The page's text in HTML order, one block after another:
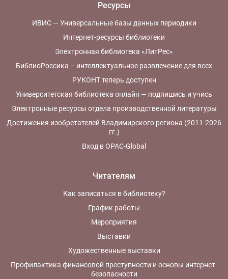
Ресурсы
ИВИС — Универсальные базы данных периодики
Интернет-ресурсы библиотеки
Электронная библиотека «ЛитРес»
БиблиоРоссика – интеллектуальное развлечение для всех
РУКОНТ теперь доступен
Университетская библиотека онлайн — подпишись и учись
Электронные ресурсы отдела производственной литературы
Достижения изобретателей Владимирского региона (2011-2026
гг.)
Вход в OPAC-Global
Читателям
Как записаться в библиотеку?
График работы
Мероприятия
Выставки
Художественные выставки
Профилактика финансовой преступности и основы интернет-
безопасности